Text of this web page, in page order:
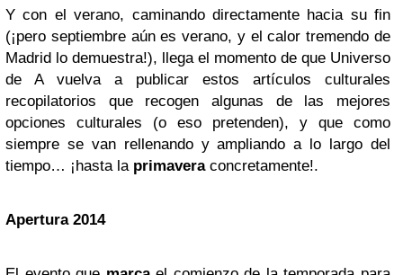
Y con el verano, caminando directamente hacia su fin
(¡pero septiembre aún es verano, y el calor tremendo de
Madrid lo demuestra!), llega el momento de que Universo
de A vuelva a publicar estos artículos culturales
recopilatorios que recogen algunas de las mejores
opciones culturales (o eso pretenden), y que como
siempre se van rellenando y ampliando a lo largo del
tiempo… ¡hasta la primaveraconcretamente!.
Apertura 2014